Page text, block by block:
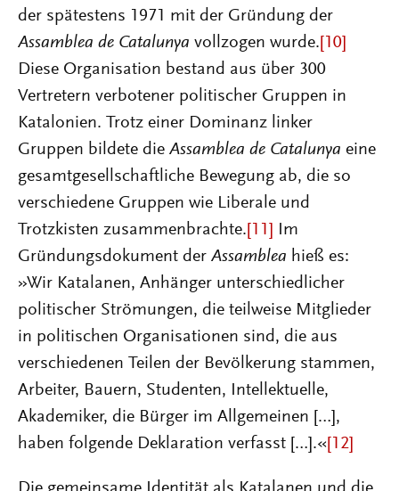
der spätestens 1971 mit der Gründung der
Assamblea de Catalunya vollzogen wurde. [10]
Diese Organisation bestand aus über 300
Vertretern verbotener politischer Gruppen in
Katalonien. Trotz einer Dominanz linker
Gruppen bildete die Assamblea de Catalunya eine
gesamtgesellschaftliche Bewegung ab, die so
verschiedene Gruppen wie Liberale und
Trotzkisten zusammenbrachte. [11]
Im
Gründungsdokument der Assamblea hieß es:
»Wir Katalanen, Anhänger unterschiedlicher
politischer Strömungen, die teilweise Mitglieder
in politischen Organisationen sind, die aus
verschiedenen Teilen der Bevölkerung stammen,
Arbeiter, Bauern, Studenten, Intellektuelle,
Akademiker, die Bürger im Allgemeinen […],
haben folgende Deklaration verfasst […].« [12]